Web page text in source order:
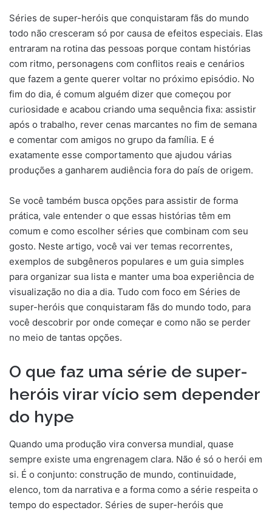
Séries de super-heróis que conquistaram fãs do mundo
todo não cresceram só por causa de efeitos especiais. Elas
entraram na rotina das pessoas porque contam histórias
com ritmo, personagens com conflitos reais e cenários
que fazem a gente querer voltar no próximo episódio. No
fim do dia, é comum alguém dizer que começou por
curiosidade e acabou criando uma sequência fixa: assistir
após o trabalho, rever cenas marcantes no fim de semana
e comentar com amigos no grupo da família. E é
exatamente esse comportamento que ajudou várias
produções a ganharem audiência fora do país de origem.
Se você também busca opções para assistir de forma
prática, vale entender o que essas histórias têm em
comum e como escolher séries que combinam com seu
gosto. Neste artigo, você vai ver temas recorrentes,
exemplos de subgêneros populares e um guia simples
para organizar sua lista e manter uma boa experiência de
visualização no dia a dia. Tudo com foco em Séries de
super-heróis que conquistaram fãs do mundo todo, para
você descobrir por onde começar e como não se perder
no meio de tantas opções.
O que faz uma série de super-
heróis virar vício sem depender
do hype
Quando uma produção vira conversa mundial, quase
sempre existe uma engrenagem clara. Não é só o herói em
si. É o conjunto: construção de mundo, continuidade,
elenco, tom da narrativa e a forma como a série respeita o
tempo do espectador. Séries de super-heróis que